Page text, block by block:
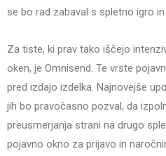
se bo rad zabaval s spletno igro
Za tiste, ki prav tako iščejo
oken, je Omnisend. Te vrste
pred izdajo izdelka. Najnovejše
jih bo pravočasno pozval, da
preusmerjanja strani na drugo
pojavno okno za prijavo in